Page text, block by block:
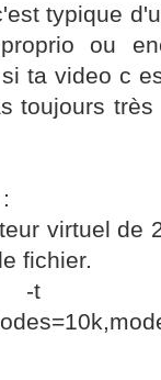
typique
ou
ta video c
toujours
virtuel de
fichier.
-t